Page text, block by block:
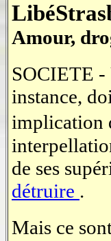
Amour,
SOCIETE -
instance,
implication
de ses
détruire .
Mais ce